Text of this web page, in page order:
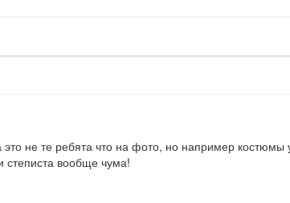
не те ребята что на фото, но например
вообще чума!